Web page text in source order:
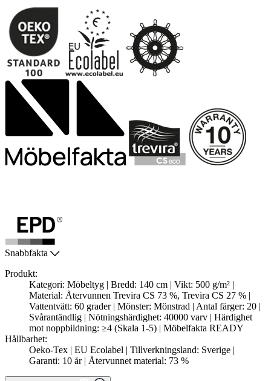
Snabbfakta
Produkt:
Kategori: Möbeltyg | Bredd: 140 cm | Vikt: 500 g/m² |
Material: Återvunnen Trevira CS 73 %, Trevira CS 27 % |
Vattentvätt: 60 grader | Mönster: Mönstrad | Antal färger: 20 |
Svårantändlig | Nötningshärdighet: 40000 varv | Härdighet
mot noppbildning: ≥4 (Skala 1-5) | Möbelfakta READY
Hållbarhet:
Oeko-Tex | EU Ecolabel | Tillverkningsland: Sverige |
Garanti: 10 år | Återvunnet material: 73 %